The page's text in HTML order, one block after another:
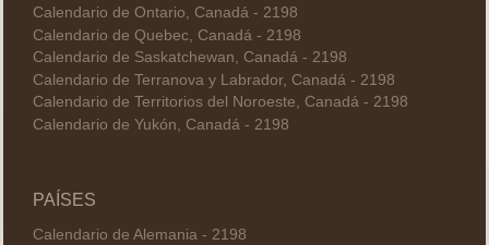
Calendario de Ontario, Canadá - 2198
Calendario de Quebec, Canadá - 2198
Calendario de Saskatchewan, Canadá - 2198
Calendario de Terranova y Labrador, Canadá - 2198
Calendario de Territorios del Noroeste, Canadá - 2198
Calendario de Yukón, Canadá - 2198
PAÍSES
Calendario de Alemania - 2198